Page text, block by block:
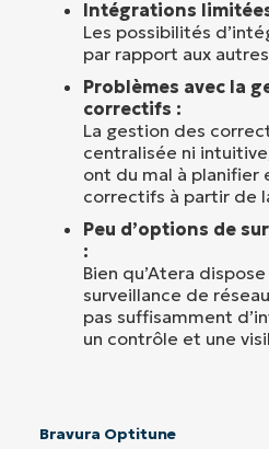
Intégrations
Les possibilités
par rapport aux
Problèmes avec la
correctifs :
La gestion des
centralisée ni
ont du mal à planifier
correctifs à partir de
Peu d’options de
:
Bien qu’Atera
surveillance de
pas suffisamment
un contrôle et une
Bravura Optitune